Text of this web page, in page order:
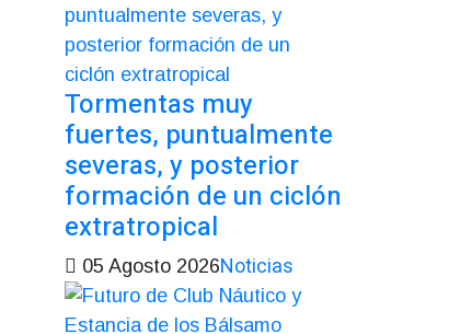
Tormentas muy
fuertes, puntualmente
severas, y posterior
formación de un ciclón
extratropical
05 Agosto 2026Noticias